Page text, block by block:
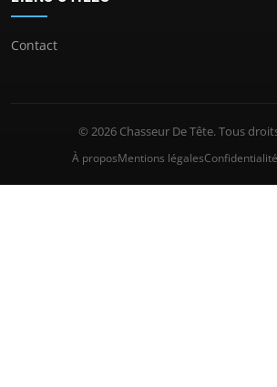
Contact
© 2026 Chasseur De Tête. Tous
À proposMentions légalesConfidentialité